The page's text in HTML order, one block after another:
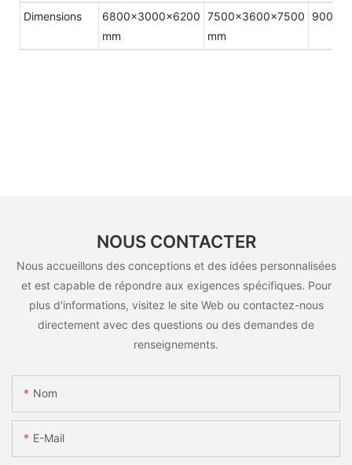
Dimensions
6800×3000×6200
mm
7500×3600×7500
mm
NOUS CONTACTER
Nous accueillons des conceptions et des idées personnalisées
et est capable de répondre aux exigences spécifiques. Pour
plus d'informations, visitez le site Web ou contactez-nous
directement avec des questions ou des demandes de
renseignements.
Nom
E-Mail